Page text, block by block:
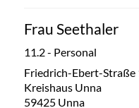
Frau Seethaler
11.2 - Personal
Friedrich-Ebert-Straße
Kreishaus Unna
59425 Unna